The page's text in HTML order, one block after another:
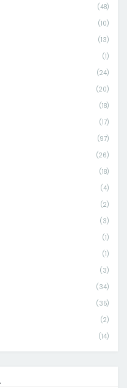
(48)
(10)
(13)
(1)
(24)
(20)
(18)
(17)
(97)
(26)
(18)
(4)
(2)
(3)
(1)
(1)
(3)
(34)
(35)
(2)
(14)